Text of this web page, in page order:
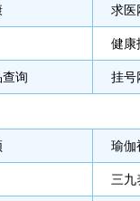
求医
健康
询 挂号
瑜伽
三九